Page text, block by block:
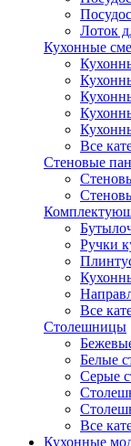
Лоток
Кухонные
Все
Стеновые
Ручки
Все
Столешницы
Белые
Серые
Все
Кухонные